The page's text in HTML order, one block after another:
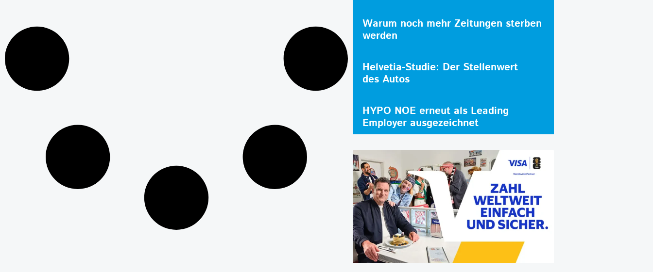
Warum noch mehr Zeitungen sterben
werden
Helvetia-Studie: Der Stellenwert
des Autos
HYPO NOE erneut als Leading
Employer ausgezeichnet